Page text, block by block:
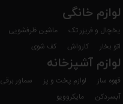
لوازم خانگی
یخچال و فریزر تک ماشین ظرفشویی
اتو بخار
کارواش کف شوی
لوازم آشپزخانه
قهوه ساز لوازم پخت و پز سماور برقی
آبسردکن
مایکروویو